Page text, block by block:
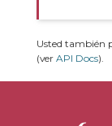
Usted también
(ver API Docs).